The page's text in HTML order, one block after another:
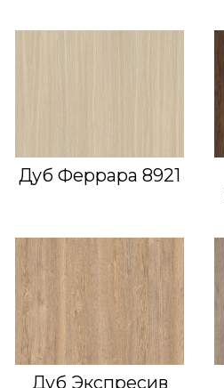
Дуб Феррара 8921
Дуб Экспресив